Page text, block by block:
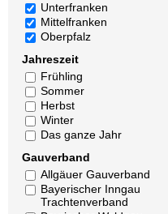
Unterfranken
Mittelfranken
Oberpfalz
Jahreszeit
Frühling
Sommer
Herbst
Winter
Das ganze Jahr
Gauverband
Allgäuer Gauverband
Bayerischer Inngau
Trachtenverband